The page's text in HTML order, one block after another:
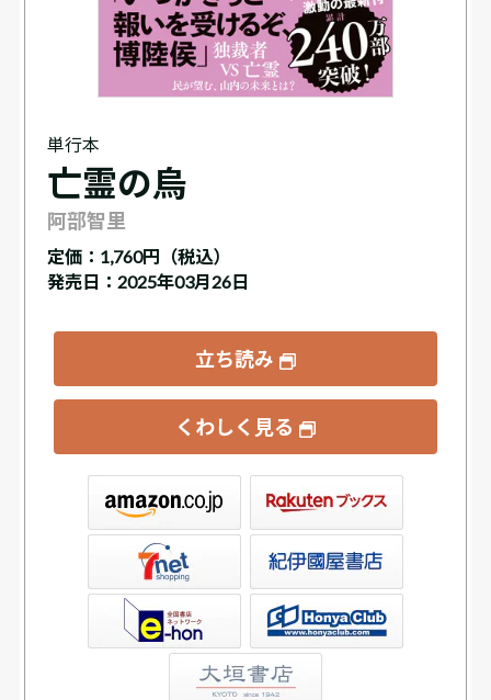
単行本
亡霊の烏
阿部智里
定価： 1,760円（税込）
発売日：2025年03月26日
立ち読み
くわしく見る
書店ウェブストア